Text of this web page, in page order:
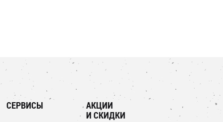
СЕРВИСЫ
АКЦИИ
И СКИДКИ